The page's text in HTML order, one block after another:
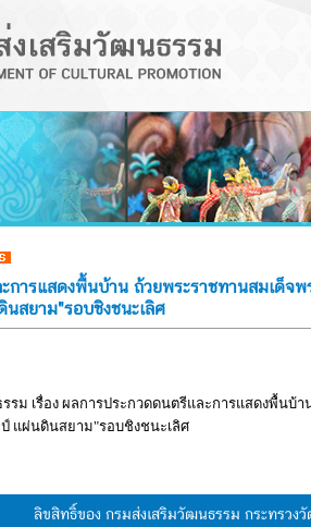
การแสดงพื้นบ้าน ถ้วยพระราชทานสมเด็จ
ยาม"รอบชิงชนะเลิศ
รม เรื่อง ผลการประกวดดนตรีและการแสดงพื้น
แผ่นดินสยาม"รอบชิงชนะเลิศ
ลิขสิทธิ์ของ กรมส่งเสริมวัฒนธรรม กระทรว